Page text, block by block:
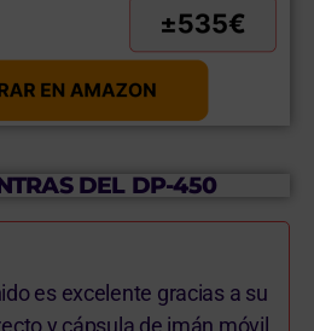
DEL DP-450
es excelente gracias a su
y cápsula de imán móvil